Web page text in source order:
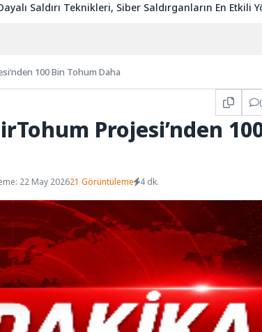
Saldırı Teknikleri, Siber Saldırganların En Etkili
100 Bin Tohum Daha
Projesi’nden
22 May 202621 Görüntüleme 4 dk.